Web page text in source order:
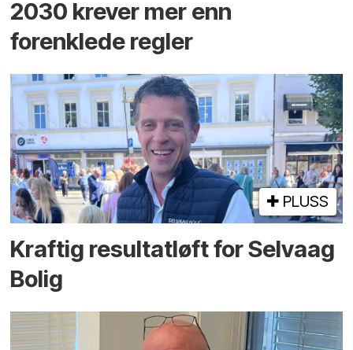
2030 krever mer enn
forenklede regler
PLUSS
Kraftig resultatløft for Selvaag
Bolig